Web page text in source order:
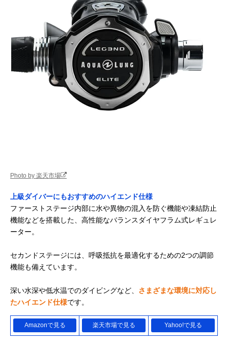
Photo by 楽天市場
上級ダイバーにもおすすめのハイエンド仕様
ファーストステージ内部に水や異物の混入を防ぐ機能や凍結防止
機能などを搭載した、高性能なバランスダイヤフラム式レギュレ
ーター。
セカンドステージには、呼吸抵抗を最適化するための2つの調節
機能も備えています。
深い水深や低水温でのダイビングなど、 さまざまな環境に対応し
たハイエンド仕様です。
Amazonで見る 楽天市場で見る Yahoo!で見る